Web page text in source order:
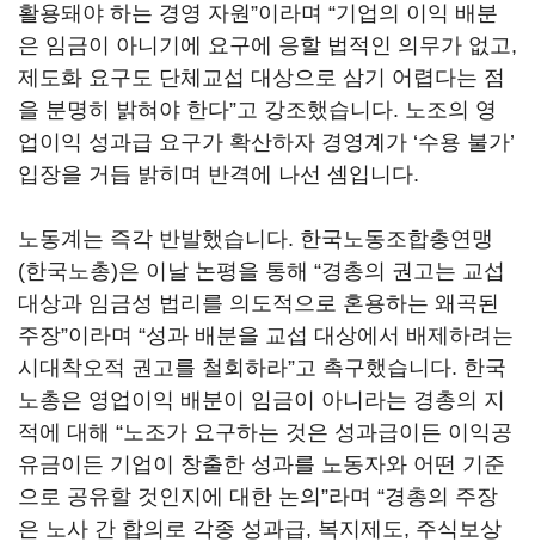
활용돼야 하는 경영 자원”이라며 “기업의 이익 배분
은 임금이 아니기에 요구에 응할 법적인 의무가 없고,
제도화 요구도 단체교섭 대상으로 삼기 어렵다는 점
을 분명히 밝혀야 한다”고 강조했습니다. 노조의 영
업이익 성과급 요구가 확산하자 경영계가 ‘수용 불가’
입장을 거듭 밝히며 반격에 나선 셈입니다.
노동계는 즉각 반발했습니다. 한국노동조합총연맹
(한국노총)은 이날 논평을 통해 “경총의 권고는 교섭
대상과 임금성 법리를 의도적으로 혼용하는 왜곡된
주장”이라며 “성과 배분을 교섭 대상에서 배제하려는
시대착오적 권고를 철회하라”고 촉구했습니다. 한국
노총은 영업이익 배분이 임금이 아니라는 경총의 지
적에 대해 “노조가 요구하는 것은 성과급이든 이익공
유금이든 기업이 창출한 성과를 노동자와 어떤 기준
으로 공유할 것인지에 대한 논의 ”라며 “경총의 주장
은 노사 간 합의로 각종 성과급, 복지제도, 주식보상